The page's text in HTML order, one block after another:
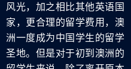
风光，加之相比其他英语国
家，更合理的留学费用，澳
洲一度成为中国学生的留学
圣地。但是对于初到澳洲的